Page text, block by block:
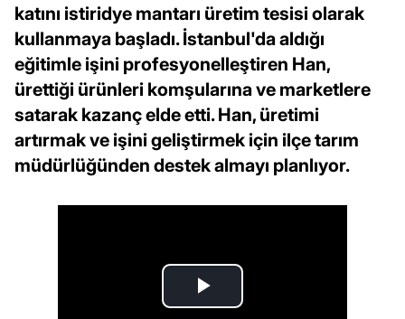
katını istiridye mantarı üretim tesisi olarak
kullanmaya başladı. İstanbul'da aldığı
eğitimle işini profesyonelleştiren Han,
ürettiği ürünleri komşularına ve marketlere
satarak kazanç elde etti. Han, üretimi
artırmak ve işini geliştirmek için ilçe tarım
müdürlüğünden destek almayı planlıyor.